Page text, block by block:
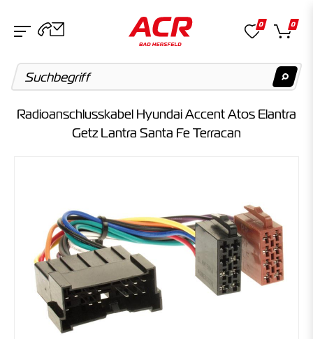
Keine Suchergebnisse gefunden.
Kategorien
Keine Suchergebnisse gefunden.
0 0
Radioanschlusskabel Hyundai Accent Atos Elantra
Getz Lantra Santa Fe Terracan